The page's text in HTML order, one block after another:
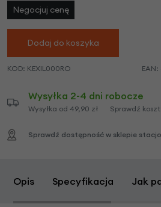
Negocjuj cenę
Dodaj do koszyka
KOD: KEXIL000RO EAN:
Wysyłka 2-4 dni robocze
Wysyłka od 49,90 zł Sprawdź koszt
Sprawdź dostępność w sklepie
Opis Specyfikacja Jak